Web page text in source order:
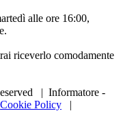
alle ore 16:00,
riceverlo comodamente
| Informatore -
Cookie Policy |